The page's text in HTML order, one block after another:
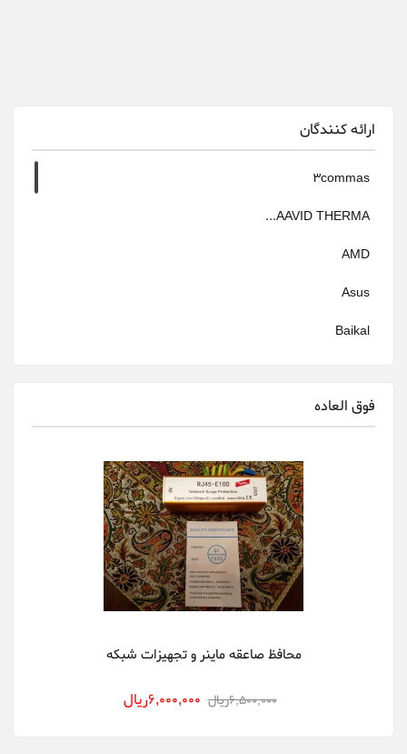
ارائه کنندگان
3commas
AAVID THERMA...
AMD
Asus
Baikal
Bitmain
Cheetah Miner
فوق العاده
محافظ صاعقه ماینر و تجهیزات شبکه
6,500,000ريال 6,000,000ريال